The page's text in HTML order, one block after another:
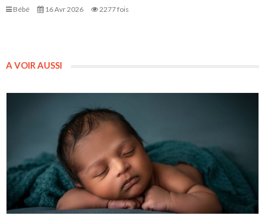
Bébé 16 Avr 2026 2277 fois
A VOIR AUSSI